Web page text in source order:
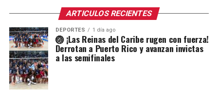
ARTICULOS RECIENTES
DEPORTES 1 día ago
🏐 ¡Las Reinas del Caribe rugen con fuerza!
Derrotan a Puerto Rico y avanzan invictas
a las semifinales